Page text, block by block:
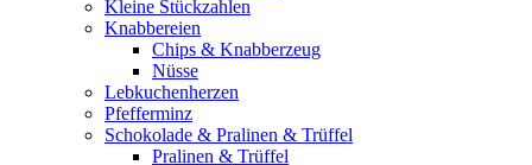
Kleine Stückzahlen
Knabbereien
Chips & Knabberzeug
Nüsse
Lebkuchenherzen
Pfefferminz
Schokolade & Pralinen & Trüffel
Pralinen & Trüffel